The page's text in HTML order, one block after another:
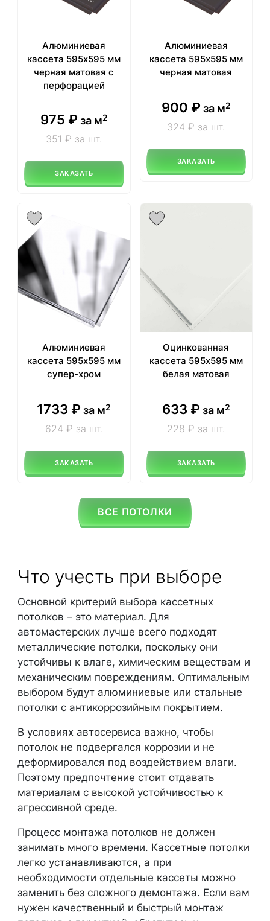
Алюминиевая
кассета 595х595 мм
черная матовая с
перфорацией
975 ₽ за м2
351 ₽ за шт.
ЗАКАЗАТЬ
Алюминиевая
кассета 595х595 мм
черная матовая
900 ₽ за м2
324 ₽ за шт.
ЗАКАЗАТЬ
Алюминиевая
кассета 595х595 мм
супер-хром
1733 ₽ за м2
624 ₽ за шт.
ЗАКАЗАТЬ
Оцинкованная
кассета 595х595 мм
белая матовая
633 ₽ за м2
228 ₽ за шт.
ЗАКАЗАТЬ
ВСЕ ПОТОЛКИ
Что учесть при выборе
Основной критерий выбора кассетных
потолков – это материал. Для
автомастерских лучше всего подходят
металлические потолки, поскольку они
устойчивы к влаге, химическим веществам и
механическим повреждениям. Оптимальным
выбором будут алюминиевые или стальные
потолки с антикоррозийным покрытием.
В условиях автосервиса важно, чтобы
потолок не подвергался коррозии и не
деформировался под воздействием влаги.
Поэтому предпочтение стоит отдавать
материалам с высокой устойчивостью к
агрессивной среде.
Процесс монтажа потолков не должен
занимать много времени. Кассетные потолки
легко устанавливаются, а при
необходимости отдельные кассеты можно
заменить без сложного демонтажа. Если вам
нужен качественный и быстрый монтаж